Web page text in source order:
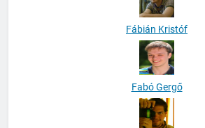
Fábián Kristóf
Fabó Gergő